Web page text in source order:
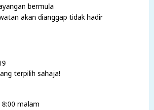
bermula
akan dianggap tidak hadir
terpilih sahaja!
malam